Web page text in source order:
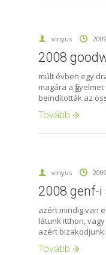
vinyus
2008
múlt évben egy
magára a
beindították az
Tovább
vinyus
2008 genf-
azért mindig van
látunk itthon,
azért
Tovább